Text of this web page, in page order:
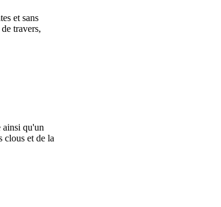
et sans
travers,
ainsi qu'un
clous et de la